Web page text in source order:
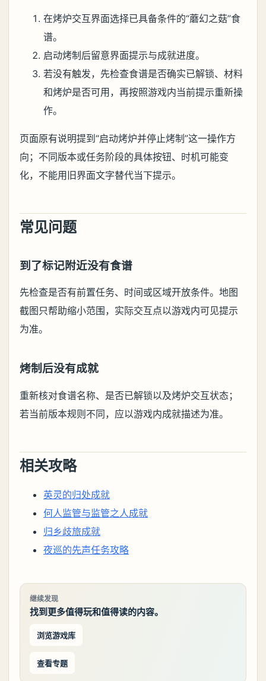
在烤炉交互界面选择已具备条件的“蘑幻之菇”食
谱。
启动烤制后留意界面提示与成就进度。
若没有触发，先检查食谱是否确实已解锁、材料
和烤炉是否可用，再按照游戏内当前提示重新操
作。
页面原有说明提到“启动烤炉并停止烤制”这一操作方
向；不同版本或任务阶段的具体按钮、时机可能变
化，不能用旧界面文字替代当下提示。
常见问题
到了标记附近没有食谱
先检查是否有前置任务、时间或区域开放条件。地图
截图只帮助缩小范围，实际交互点以游戏内可见提示
为准。
烤制后没有成就
重新核对食谱名称、是否已解锁以及烤炉交互状态；
若当前版本规则不同，应以游戏内成就描述为准。
相关攻略
英灵的归处成就
何人监管与监管之人成就
归乡歧旅成就
夜巡的先声任务攻略
继续发现
找到更多值得玩和值得读的内容。
浏览游戏库
查看专题